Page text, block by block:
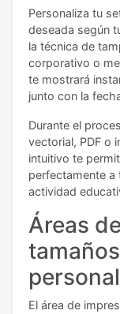
Personaliza tu
deseada según
la técnica de
corporativo o
te mostrará
junto con la
Durante el
vectorial, PDF o
intuitivo te
perfectamente a
actividad
Áreas
El área de